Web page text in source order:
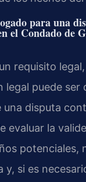
para una
el Condado de
requisito
legal puede ser
una disputa
evaluar la
potenciales,
y, si es